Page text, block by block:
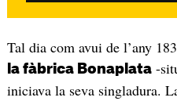
Tal dia com avui de l’any
la fàbrica Bonaplata-
iniciava la seva singladura.